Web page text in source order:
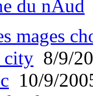
du nÅud
mages
city 8/9/
10/9/